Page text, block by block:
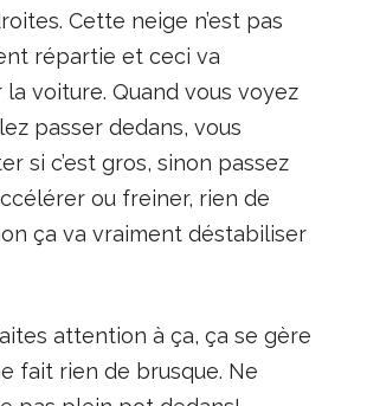
Cette neige n’est pas
répartie et ceci va
voiture. Quand vous voyez
passer dedans, vous
si c’est gros, sinon passez
ou freiner, rien de
ça va vraiment déstabiliser
attention à ça, ça se gère
fait rien de brusque. Ne